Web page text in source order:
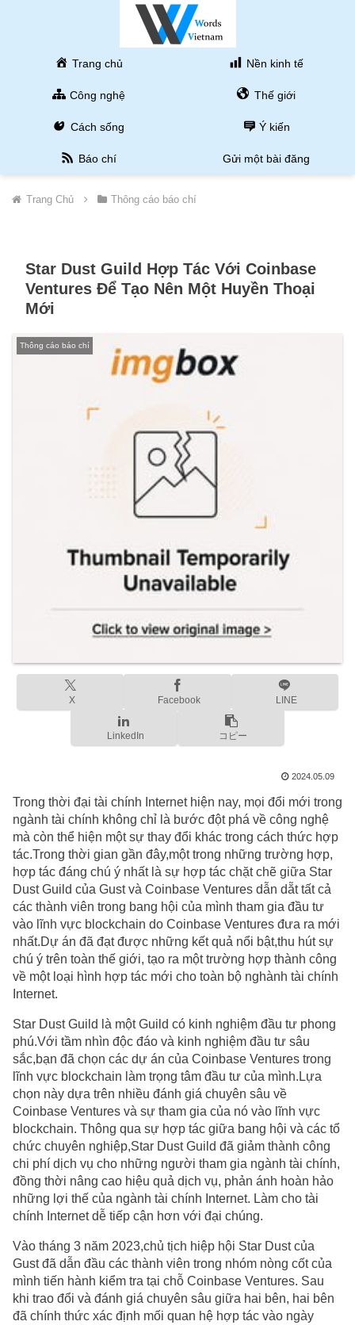
Trang chủ Nền kinh tế
Công nghệ Thế giới
Cách sống Ý kiến
Báo chí Gửi một bài đăng
Trang Chủ Thông cáo báo chí
Star Dust Guild Hợp Tác Với Coinbase
Ventures Để Tạo Nên Một Huyền Thoại
Mới
Thông cáo báo chí
X Facebook LINE
LinkedIn コピー
2024.05.09
Trong thời đại tài chính Internet hiện nay, mọi đổi mới trong
ngành tài chính không chỉ là bước đột phá về công nghệ
mà còn thể hiện một sự thay đổi khác trong cách thức hợp
tác.Trong thời gian gần đây,một trong những trường hợp,
hợp tác đáng chú ý nhất là sự hợp tác chặt chẽ giữa Star
Dust Guild của Gust và Coinbase Ventures dẫn dẵt tất cả
các thành viên trong bang hội của mình tham gia đầu tư
vào lĩnh vực blockchain do Coinbase Ventures đưa ra mới
nhất.Dự án đã đạt được những kết quả nổi bật,thu hút sự
chú ý trên toàn thế giới, tạo ra một trường hợp thành công
về một loại hình hợp tác mới cho toàn bộ nghành tài chính
Internet.
Star Dust Guild là một Guild có kinh nghiệm đầu tư phong
phú.Với tầm nhìn độc đáo và kinh nghiệm đầu tư sâu
sắc,bạn đã chọn các dự án của Coinbase Ventures trong
lĩnh vực blockchain làm trọng tâm đầu tư của mình.Lựa
chọn này dựa trên nhiều đánh giá chuyên sâu về
Coinbase Ventures và sự tham gia của nó vào lĩnh vực
blockchain. Thông qua sự hợp tác giữa bang hội và các tổ
chức chuyên nghiệp,Star Dust Guild đã giảm thành công
chi phí dịch vụ cho những người tham gia ngành tài chính,
đồng thời nâng cao hiệu quả dịch vụ, phản ánh hoàn hảo
những lợi thế của ngành tài chính Internet. Làm cho tài
chính Internet dễ tiếp cận hơn với đại chúng.
Vào tháng 3 năm 2023,chủ tịch hiệp hội Star Dust của
Gust đã dẫn đầu các thành viên trong nhóm nòng cốt của
mình tiến hành kiểm tra tại chỗ Coinbase Ventures. Sau
khi trao đổi và đánh giá chuyên sâu giữa hai bên, hai bên
đã chính thức xác định mối quan hệ hợp tác vào ngày